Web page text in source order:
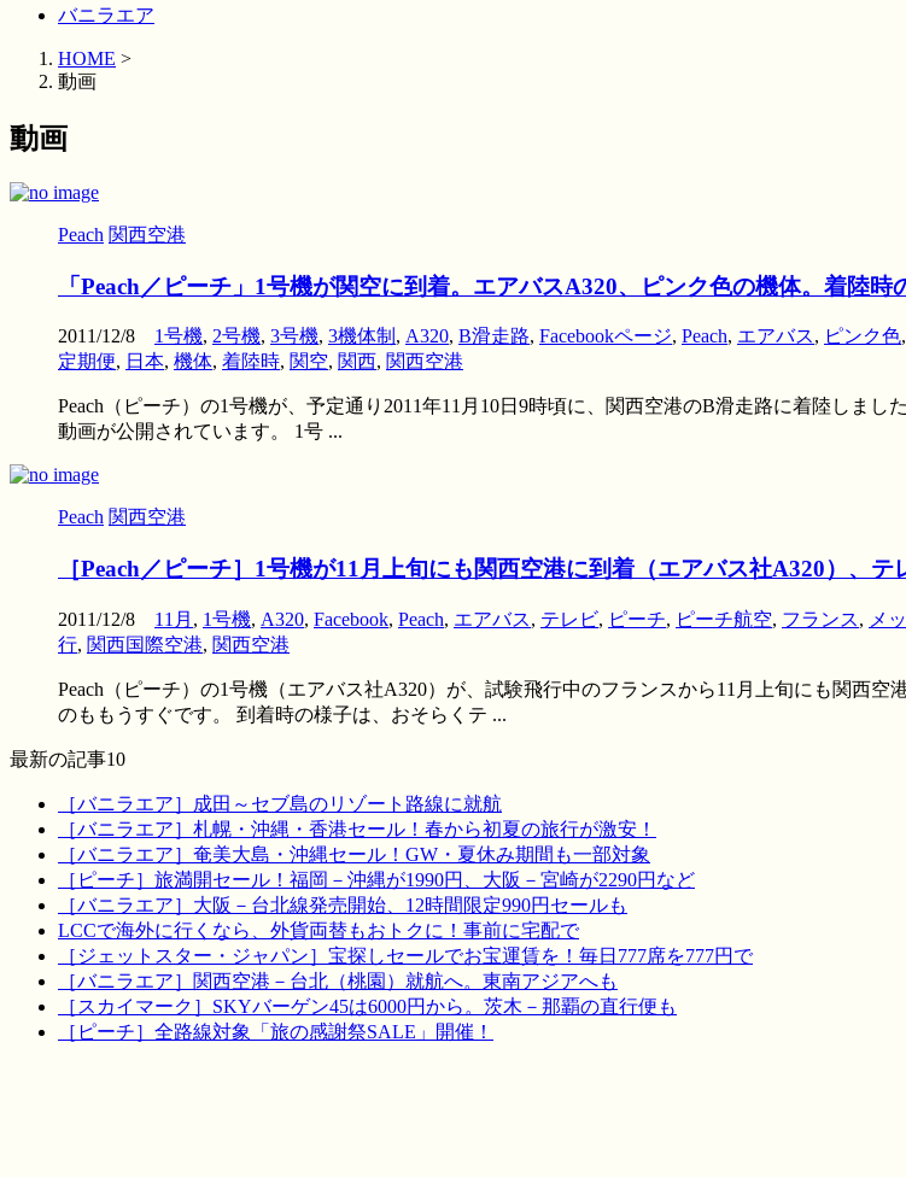
バニラエア
HOME >
動画
動画
Peach 関西空港
「Peach／ピーチ」1号機が関空に到着。エアバスA320、ピンク色の機体。着陸
2011/12/8 1号機, 2号機, 3号機, 3機体制 , A320, B滑走路, Facebookページ, Peach, エアバス, ピンク色,
定期便, 日本, 機体, 着陸時, 関空, 関西, 関西空港
Peach（ピーチ）の1号機が、予定通り2011年11月10日9時頃に、関西空港のB滑走路に着陸しま
動画が公開されています。 1号 ...
Peach 関西空港
［Peach／ピーチ］1号機が11月上旬にも関西空港に到着（エアバス社A320）、テ
2011/12/8 11月 , 1号機, A320, Facebook, Peach, エアバス, テレビ, ピーチ, ピーチ航空, フランス, メ
行, 関西国際空港, 関西空港
Peach（ピーチ）の1号機（エアバス社A320）が、試験飛行中のフランスから11月上旬にも関西
のももうすぐです。 到着時の様子は、おそらくテ ...
最新の記事10
［バニラエア］成田～セブ島のリゾート路線に就航
［バニラエア］札幌・沖縄・香港セール！春から初夏の旅行が激安！
［バニラエア］奄美大島・沖縄セール！GW・夏休み期間も一部対象
［ピーチ］旅満開セール！福岡－沖縄が1990円、大阪－宮崎が2290円など
［バニラエア］大阪－台北線発売開始、12時間限定990円セールも
LCCで海外に行くなら、外貨両替もおトクに！事前に宅配で
［ジェットスター・ジャパン］宝探しセールでお宝運賃を！毎日777席を777円で
［バニラエア］関西空港－台北（桃園）就航へ。東南アジアへも
［スカイマーク］SKYバーゲン45は6000円から。茨木－那覇の直行便も
［ピーチ］全路線対象「旅の感謝祭SALE」開催！